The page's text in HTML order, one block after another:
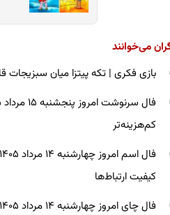
می‌خوانند
بازی فکری | تکه پیتزا میان سبزیجات قایم شده؛ فقط ۱۵ ثانیه
کم‌هزینه‌تر
کیفیت ارتباط‌ها
فال چای امروز چهارشنبه ۱۴ مرداد ۱۴۰۵ | نشانه‌هایی برای دیدن جزئیات و انتخاب راه‌های کم‌دردسر